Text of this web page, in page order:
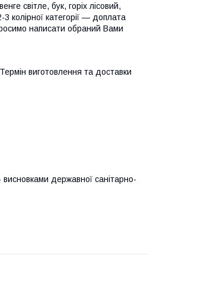
світле, бук, горіх лісовий,
колірної категорії — доплата
написати обраний Вами
виготовлення та доставки
державної санітарно-